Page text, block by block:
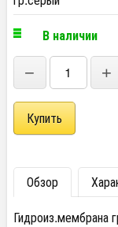
В наличии
− +
Обзор
Гидроиз.мембрана